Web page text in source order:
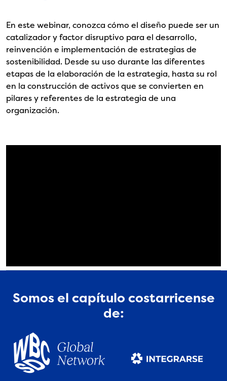
En este webinar, conozca cómo el diseño puede ser un
catalizador y factor disruptivo para el desarrollo,
reinvención e implementación de estrategias de
sostenibilidad. Desde su uso durante las diferentes
etapas de la elaboración de la estrategia, hasta su rol
en la construcción de activos que se convierten en
pilares y referentes de la estrategia de una
organización.
Somos el capítulo costarricense
de: